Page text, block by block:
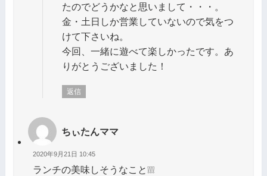
たのでどうかなと思いまして・・・。
金・土日しか営業していないので気をつ
けて下さいね。
今回、一緒に遊べて楽しかったです。あ
りがとうございました！
返信
ちぃたんママ
2020年9月21日 10:45
ランチの美味しそうなこと❕❕❕